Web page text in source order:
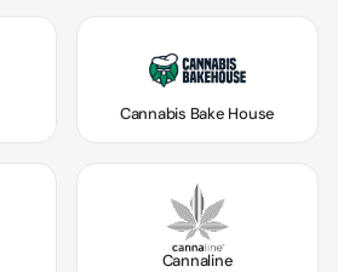
Cannabis Bake House
Cannaline